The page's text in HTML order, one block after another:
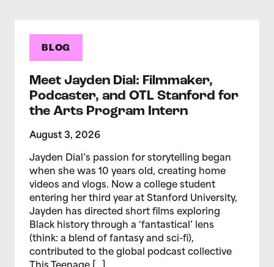
BLOG
Meet Jayden Dial: Filmmaker,
Podcaster, and OTL Stanford for
the Arts Program Intern
August 3, 2026
Jayden Dial’s passion for storytelling began
when she was 10 years old, creating home
videos and vlogs. Now a college student
entering her third year at Stanford University,
Jayden has directed short films exploring
Black history through a ‘fantastical’ lens
(think: a blend of fantasy and sci-fi),
contributed to the global podcast collective